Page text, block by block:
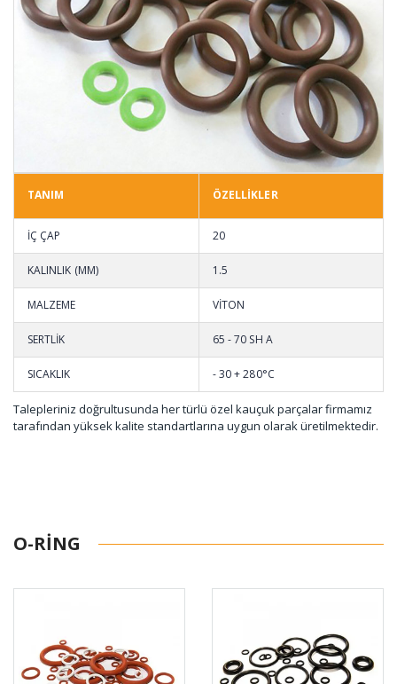
TANIM ÖZELLİKLER
İÇ ÇAP 20
KALINLIK (MM) 1.5
MALZEME VİTON
SERTLİK 65 - 70 SH A
SICAKLIK - 30 + 280°C
Talepleriniz doğrultusunda her türlü özel kauçuk parçalar firmamız
tarafından yüksek kalite standartlarına uygun olarak üretilmektedir.
O-RING